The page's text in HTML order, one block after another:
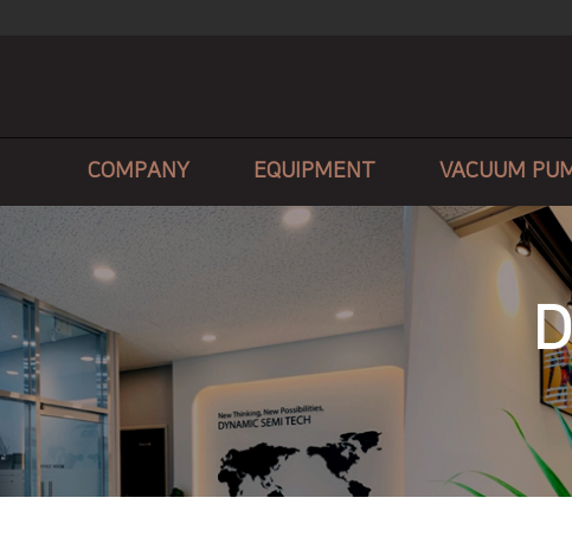
COMPANY EQUIPMENT VACUUM